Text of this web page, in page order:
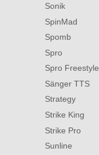
Sonik
SpinMad
Spomb
Spro
Spro Freestyle
Sänger TTS
Strategy
Strike King
Strike Pro
Sunline